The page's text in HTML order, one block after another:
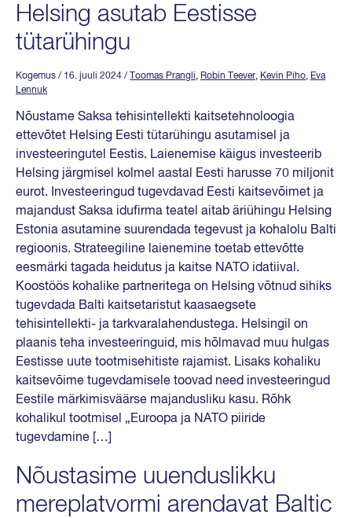
Helsing asutab Eestisse
tütarühingu
Kogemus / 16. juuli 2024 / Toomas Prangli, Robin Teever, Kevin Piho, Eva
Lennuk
Nõustame Saksa tehisintellekti kaitsetehnoloogia
ettevõtet Helsing Eesti tütarühingu asutamisel ja
investeeringutel Eestis. Laienemise käigus investeerib
Helsing järgmisel kolmel aastal Eesti harusse 70 miljonit
eurot. Investeeringud tugevdavad Eesti kaitsevõimet ja
majandust Saksa idufirma teatel aitab äriühingu Helsing
Estonia asutamine suurendada tegevust ja kohalolu Balti
regioonis. Strateegiline laienemine toetab ettevõtte
eesmärki tagada heidutus ja kaitse NATO idatiival.
Koostöös kohalike partneritega on Helsing võtnud sihiks
tugevdada Balti kaitsetaristut kaasaegsete
tehisintellekti- ja tarkvaralahendustega. Helsingil on
plaanis teha investeeringuid, mis hõlmavad muu hulgas
Eestisse uute tootmisehitiste rajamist. Lisaks kohaliku
kaitsevõime tugevdamisele toovad need investeeringud
Eestile märkimisväärse majandusliku kasu. Rõhk
kohalikul tootmisel „Euroopa ja NATO piiride
tugevdamine […]
Nõustasime uuenduslikku
mereplatvormi arendavat Baltic